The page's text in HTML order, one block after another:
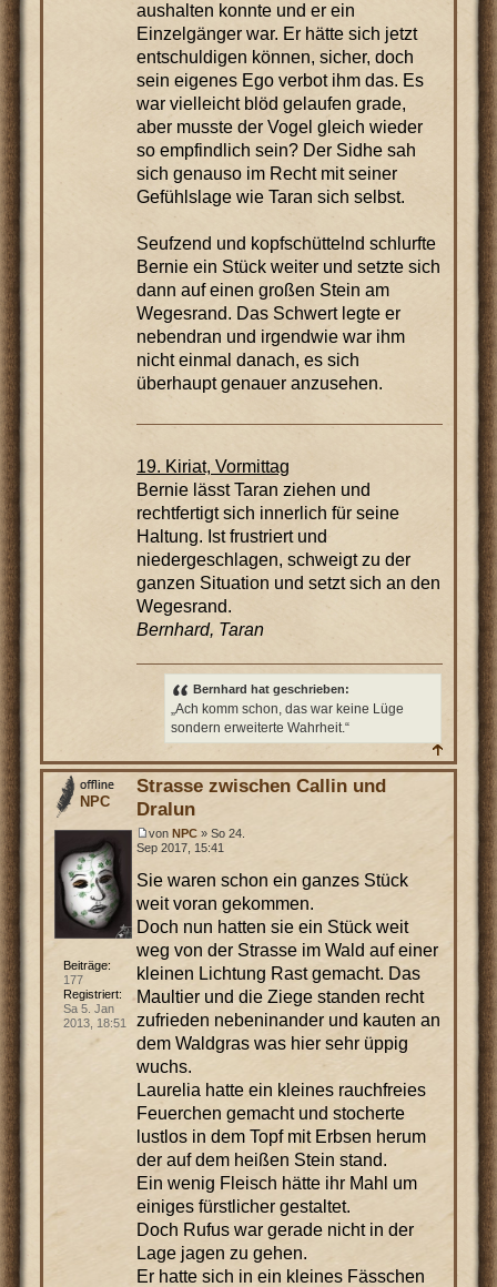
aushalten konnte und er ein
Einzelgänger war. Er hätte sich jetzt
entschuldigen können, sicher, doch
sein eigenes Ego verbot ihm das. Es
war vielleicht blöd gelaufen grade,
aber musste der Vogel gleich wieder
so empfindlich sein? Der Sidhe sah
sich genauso im Recht mit seiner
Gefühlslage wie Taran sich selbst.
Seufzend und kopfschüttelnd schlurfte
Bernie ein Stück weiter und setzte sich
dann auf einen großen Stein am
Wegesrand. Das Schwert legte er
nebendran und irgendwie war ihm
nicht einmal danach, es sich
überhaupt genauer anzusehen.
19. Kiriat, Vormittag
Bernie lässt Taran ziehen und
rechtfertigt sich innerlich für seine
Haltung. Ist frustriert und
niedergeschlagen, schweigt zu der
ganzen Situation und setzt sich an den
Wegesrand.
Bernhard, Taran
Bernhard hat geschrieben:
„Ach komm schon, das war keine Lüge
sondern erweiterte Wahrheit.“
Strasse zwischen Callin und
Dralun
von NPC» So 24.
Sep 2017, 15:41
Sie waren schon ein ganzes Stück
weit voran gekommen.
Doch nun hatten sie ein Stück weit
weg von der Strasse im Wald auf einer
kleinen Lichtung Rast gemacht. Das
Maultier und die Ziege standen recht
zufrieden nebeninander und kauten an
dem Waldgras was hier sehr üppig
wuchs.
Laurelia hatte ein kleines rauchfreies
Feuerchen gemacht und stocherte
lustlos in dem Topf mit Erbsen herum
der auf dem heißen Stein stand.
Ein wenig Fleisch hätte ihr Mahl um
einiges fürstlicher gestaltet.
Doch Rufus war gerade nicht in der
Lage jagen zu gehen.
Er hatte sich in ein kleines Fässchen
NPC
Beiträge:
177
Registriert:
Sa 5. Jan
2013, 18:51